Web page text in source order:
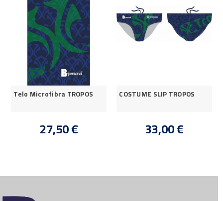
Telo Microfibra TROPOS
27,50 €
COSTUME SLIP TROPOS
33,00 €